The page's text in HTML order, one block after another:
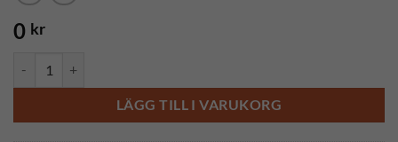
0 kr
LÄGG TILL I VARUKORG